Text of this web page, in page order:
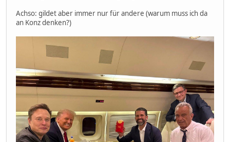
Achso: gildet aber immer nur für andere (warum muss ich da
an Konz denken?)